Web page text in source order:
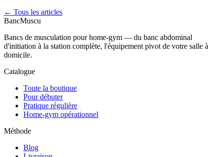
← Tous les articles
BancMuscu
Bancs de musculation pour home-gym — du banc abdominal
d'initiation à la station complète, l'équipement pivot de votre salle à
domicile.
Catalogue
Toute la boutique
Pour débuter
Pratique régulière
Home-gym opérationnel
Méthode
Blog